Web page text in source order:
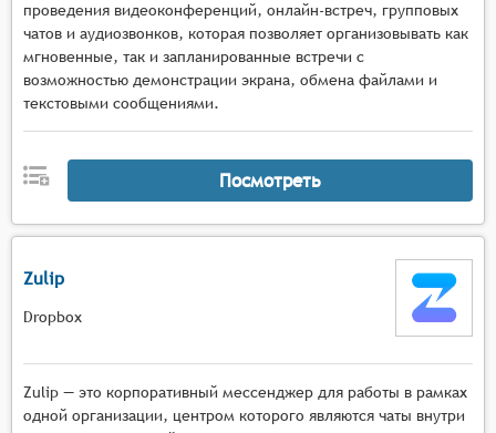
проведения видеоконференций, онлайн-встреч, групповых
чатов и аудиозвонков, которая позволяет организовывать как
мгновенные, так и запланированные встречи с
возможностью демонстрации экрана, обмена файлами и
текстовыми сообщениями.
Посмотреть
Zulip
Dropbox
Zulip — это корпоративный мессенджер для работы в рамках
одной организации, центром которого являются чаты внутри